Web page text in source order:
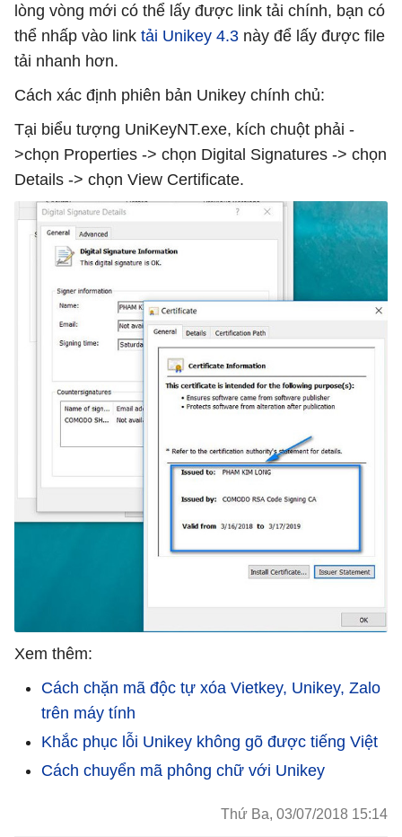
lòng vòng mới có thể lấy được link tải chính, bạn có
thể nhấp vào link tải Unikey 4.3 này để lấy được file
tải nhanh hơn.
Cách xác định phiên bản Unikey chính chủ:
Tại biểu tượng UniKeyNT.exe, kích chuột phải -
>chọn Properties -> chọn Digital Signatures -> chọn
Details -> chọn View Certificate.
Xem thêm:
Cách chặn mã độc tự xóa Vietkey, Unikey, Zalo
trên máy tính
Khắc phục lỗi Unikey không gõ được tiếng Việt
Cách chuyển mã phông chữ với Unikey
Thứ Ba, 03/07/2018 15:14